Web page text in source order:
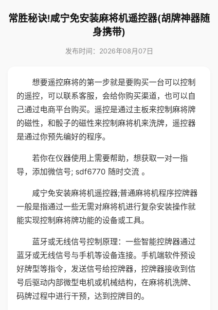
常胜秘诀!咸宁免安装麻将机遥控器(胡牌神器随
身携带)
发布时间：2026年08月07日
想要遥控麻将的第一步就是要购买一台可以控制
的遥控，可以联系客服，会给你购买渠道，也可以自
己通过电商平台购买。遥控是通过主板来控制麻将牌
的磁性，和骰子的磁性来控制麻将机来洗牌，遥控器
是通过你预先编好的程序。
若你在仪器使用上需要帮助，想获取一对一指
导，添加微信号; sdf6770 随时交流 。
咸宁免安装麻将机遥控器;普通麻将机程序控牌器
一般是指通过一些无需对麻将机进行复杂安装操作就
能实现控制麻将牌功能的设备或工具。
蓝牙或无线信号控制原理：一些智能控牌器通过
蓝牙或无线信号与手机等设备连接。手机端软件预设
好牌型等指令，发送信号给控牌器，控牌器接收到信
号后驱动内部微型电机或机械结构，在麻将机洗牌、
码牌过程中进行干预，达到控牌目的。